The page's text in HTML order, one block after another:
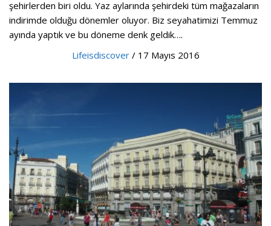
şehirlerden biri oldu. Yaz aylarında şehirdeki tüm mağazaların
indirimde olduğu dönemler oluyor. Biz seyahatimizi Temmuz
ayında yaptık ve bu döneme denk geldik….
Lifeisdiscover/ 17 Mayıs 2016